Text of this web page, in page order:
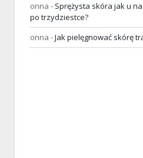
onna - Sprężysta skóra jak u
po trzydziestce?
onna -Jak pielęgnować skórę